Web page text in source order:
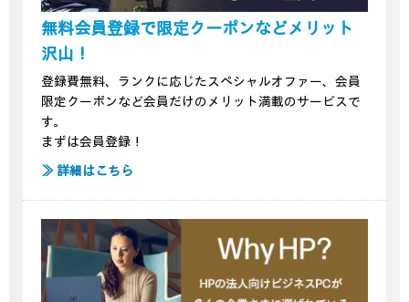
無料会員登録で限定クーポンなどメリット
沢山！
登録費無料、ランクに応じたスペシャルオファー、 会員
限定クーポンなど会員だけのメリット満載のサービスで
す。
まずは会員登録！
≫ 詳細はこちら